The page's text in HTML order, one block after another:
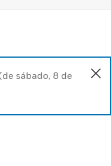
sábado, 8 de